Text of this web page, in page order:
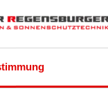
2025
der Terrasse oder
schenkt Ihnen